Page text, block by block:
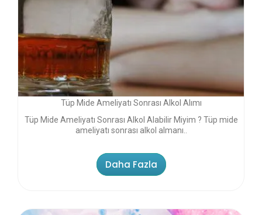
Tüp Mide Ameliyatı Sonrası Alkol Alımı
Tüp Mide Ameliyatı Sonrası Alkol Alabilir Miyim ? Tüp mide
ameliyatı sonrası alkol almanı..
Daha Fazla